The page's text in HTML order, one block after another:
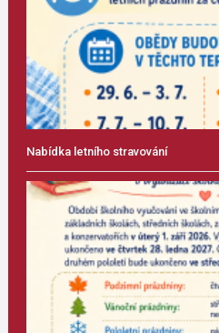
Nabídka letního stravování